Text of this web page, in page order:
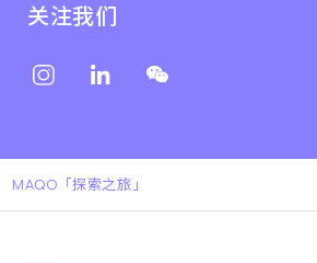
关注我们
MAQO「探索之旅」